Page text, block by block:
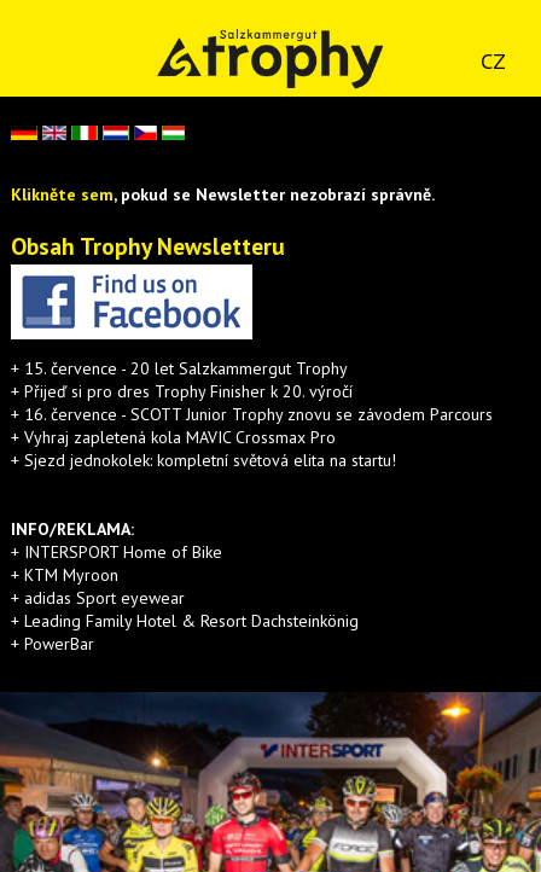
CZ
Klikněte sem, pokud se Newsletter nezobrazí správně.
Obsah Trophy Newsletteru
+ 15. července - 20 let Salzkammergut Trophy
+ Přijeď si pro dres Trophy Finisher k 20. výročí
+ 16. července - SCOTT Junior Trophy znovu se závodem Parcours
+ Vyhraj zapletená kola MAVIC Crossmax Pro
+ Sjezd jednokolek: kompletní světová elita na startu!
INFO/REKLAMA:
+ INTERSPORT Home of Bike
+ KTM Myroon
+ adidas Sport eyewear
+ Leading Family Hotel & Resort Dachsteinkönig
+ PowerBar